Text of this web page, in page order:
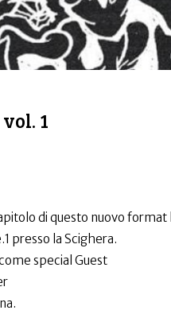
1
di questo nuovo
presso la Scighera.
special Guest